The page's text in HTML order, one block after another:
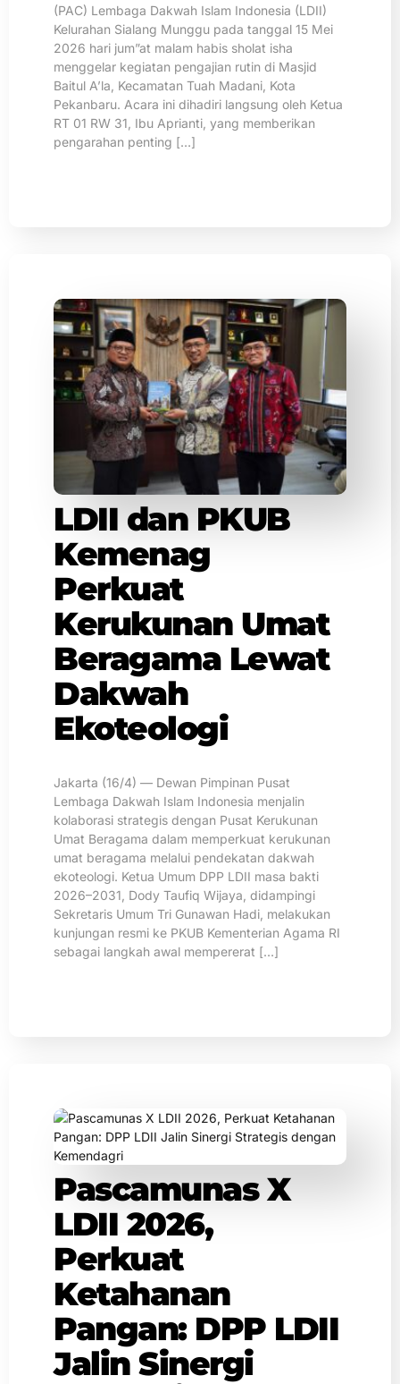
(PAC) Lembaga Dakwah Islam Indonesia (LDII)
Kelurahan Sialang Munggu pada tanggal 15 Mei
2026 hari jum”at malam habis sholat isha
menggelar kegiatan pengajian rutin di Masjid
Baitul A’la, Kecamatan Tuah Madani, Kota
Pekanbaru. Acara ini dihadiri langsung oleh Ketua
RT 01 RW 31, Ibu Aprianti, yang memberikan
pengarahan penting […]
LDII dan PKUB
Kemenag
Perkuat
Kerukunan Umat
Beragama Lewat
Dakwah
Ekoteologi
Jakarta (16/4) — Dewan Pimpinan Pusat
Lembaga Dakwah Islam Indonesia menjalin
kolaborasi strategis dengan Pusat Kerukunan
Umat Beragama dalam memperkuat kerukunan
umat beragama melalui pendekatan dakwah
ekoteologi. Ketua Umum DPP LDII masa bakti
2026–2031, Dody Taufiq Wijaya, didampingi
Sekretaris Umum Tri Gunawan Hadi, melakukan
kunjungan resmi ke PKUB Kementerian Agama RI
sebagai langkah awal mempererat […]
Pascamunas X
LDII 2026,
Perkuat
Ketahanan
Pangan: DPP LDII
Jalin Sinergi